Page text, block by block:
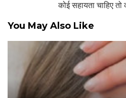
कोई सहायता चाहिए
You May Also Like